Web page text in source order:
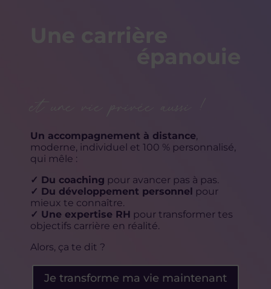
Un accompagnement à distance,
moderne, individuel et 100 % personnalisé,
qui mêle :
✓ Du coaching pour avancer pas à pas.
✓ Du développement personnel pour
mieux te connaître.
✓ Une expertise RH pour transformer tes
objectifs carrière en réalité.
Alors, ça te dit ?
Je transforme ma vie maintenant